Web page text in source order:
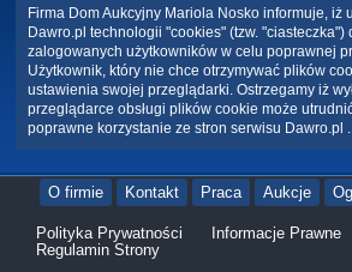
Firma Dom Aukcyjny Mariola Nosko informuje, iż
Dawro.pl technologii "cookies" (tzw. "ciasteczka")
zalogowanych użytkowników w celu poprawnej
Użytkownik, który nie chce otrzymywać plików
ustawienia swojej przeglądarki. Ostrzegamy iż
przeglądarce obsługi plików cookie może
poprawne korzystanie ze stron serwisu Dawro.pl .
O firmie Kontakt Praca Aukcje
Polityka Prywatności
Informacje Prawne
Regulamin Strony